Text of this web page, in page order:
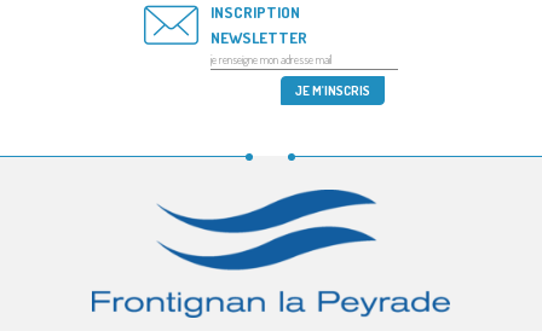
INSCRIPTION
NEWSLETTER